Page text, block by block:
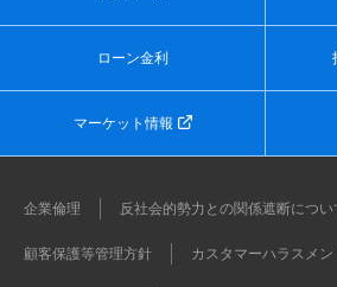
ローン金利
マーケット情報
企業倫理 反社会的勢力との関係遮断につい
顧客保護等管理方針 カスタマーハラスメ